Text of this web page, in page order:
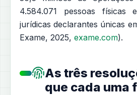
4.584.071 pessoas físicas
jurídicas declarantes únicas
Exame, 2025, exame.com).
As três
que cada uma